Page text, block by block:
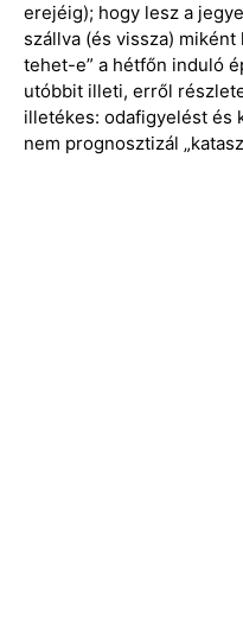
erejéig); hogy lesz a
szállva (és vissza)
tehet-e” a hétfőn induló
utóbbit illeti, erről
illetékes: odafigyelést és
nem prognosztizál